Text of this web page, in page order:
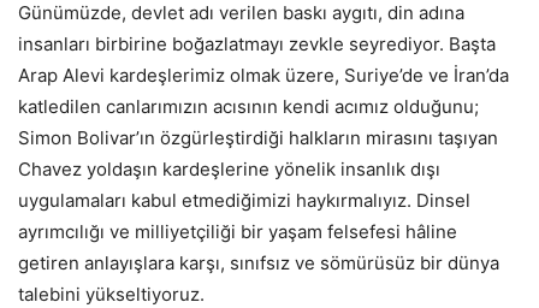
Günümüzde, devlet adı verilen baskı aygıtı, din adına
insanları birbirine boğazlatmayı zevkle seyrediyor. Başta
Arap Alevi kardeşlerimiz olmak üzere, Suriye’de ve İran’da
katledilen canlarımızın acısının kendi acımız olduğunu;
Simon Bolivar’ın özgürleştirdiği halkların mirasını taşıyan
Chavez yoldaşın kardeşlerine yönelik insanlık dışı
uygulamaları kabul etmediğimizi haykırmalıyız. Dinsel
ayrımcılığı ve milliyetçiliği bir yaşam felsefesi hâline
getiren anlayışlara karşı, sınıfsız ve sömürüsüz bir dünya
talebini yükseltiyoruz.